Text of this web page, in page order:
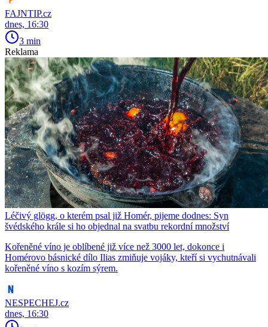
FAJNTIP.cz
dnes, 16:30
3 min
Reklama
Léčivý glögg, o kterém psal již Homér, pijeme dodnes: Syn
švédského krále si ho objednal na svatbu rekordní množství
Kořeněné víno je oblíbené již více než 3000 let, dokonce i
Homérovo básnické dílo Ilias zmiňuje vojáky, kteří si vychutnávali
kořeněné víno s kozím sýrem.
NESPECHEJ.cz
dnes, 16:30